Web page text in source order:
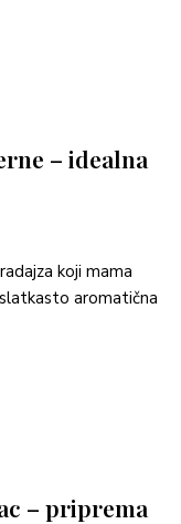
– idealna
koji mama
aromatična
– priprema